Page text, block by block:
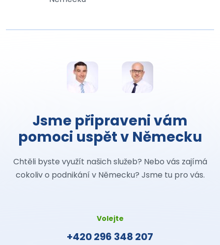
Jsme připraveni vám
pomoci uspět v Německu
Chtěli byste využít našich služeb? Nebo vás zajímá
cokoliv o podnikání v Německu? Jsme tu pro vás.
Volejte
+420 296 348 207